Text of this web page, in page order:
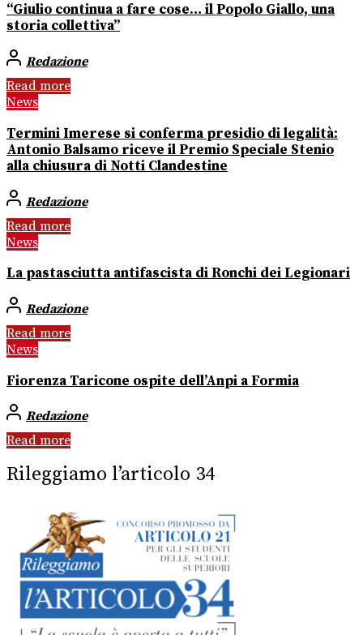
“Giulio continua a fare cose… il Popolo Giallo, una
storia collettiva”
Redazione
Read more
News
Termini Imerese si conferma presidio di legalità:
Antonio Balsamo riceve il Premio Speciale Stenio
alla chiusura di Notti Clandestine
Redazione
Read more
News
La pastasciutta antifascista di Ronchi dei Legionari
Redazione
Read more
News
Fiorenza Taricone ospite dell’Anpi a Formia
Redazione
Read more
Rileggiamo l’articolo 34